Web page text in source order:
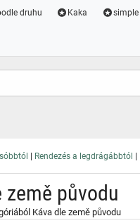
druhu Kaka simple
| Rendezés a legdrágábbtól |
země původu
Káva dle země původu